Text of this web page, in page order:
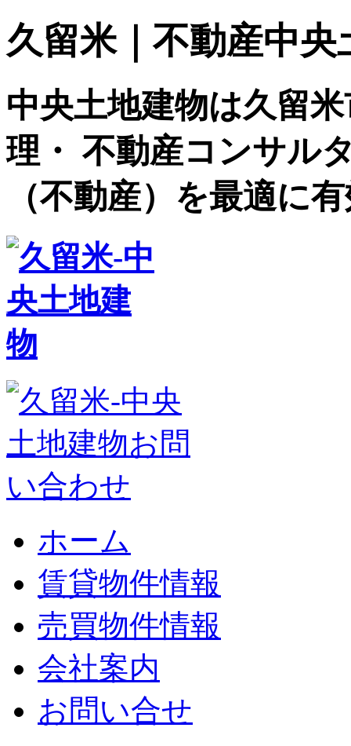
久留米｜不動産中
中央土地建物は久留
理・ 不動産コンサル
（不動産）を最適に
ホーム
賃貸物件情報
売買物件情報
会社案内
お問い合せ